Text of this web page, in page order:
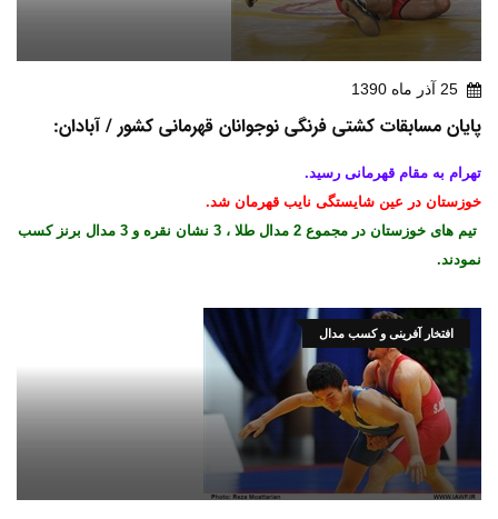
25 آذر ماه 1390
پایان مسابقات کشتی فرنگی نوجوانان قهرمانی کشور / آبادان:
تهرام به مقام قهرمانی رسید.
خوزستان در عین شایستگی نایب قهرمان شد.
تیم های خوزستان در مجموع 2 مدال طلا ، 3 نشان نقره و 3 مدال برنز کسب
نمودند.
افتخار آفرینی و کسب مدال